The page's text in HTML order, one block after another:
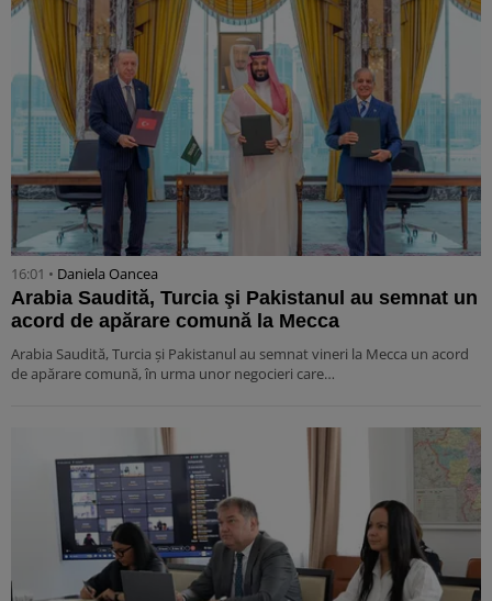
16:01 • Daniela Oancea
Arabia Saudită, Turcia şi Pakistanul au semnat un
acord de apărare comună la Mecca
Arabia Saudită, Turcia şi Pakistanul au semnat vineri la Mecca un acord
de apărare comună, în urma unor negocieri care…